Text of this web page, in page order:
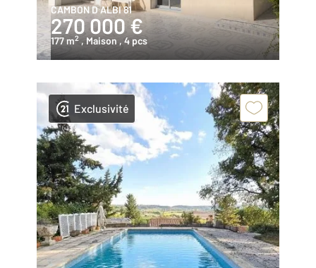
CAMBON D ALBI 81
270 000 €
177 m2 , Maison , 4 pcs
Exclusivité